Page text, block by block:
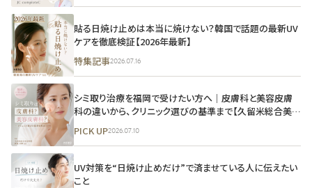
貼る日焼け止めは本当に焼けない？韓国で話題の最新UV
ケアを徹底検証【2026年最新】
特集記事2026.07.16
シミ取り治療を福岡で受けたい方へ｜皮膚科と美容皮膚
科の違いから、クリニック選びの基準まで【久留米総合美容
PICK UP2026.07.10
UV対策を“日焼け止めだけ”で済ませている人に伝えたい
こと